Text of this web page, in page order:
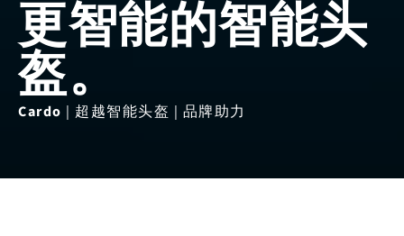
更智能的智能头
盔。
Cardo | 超越智能头盔 | 品牌助力